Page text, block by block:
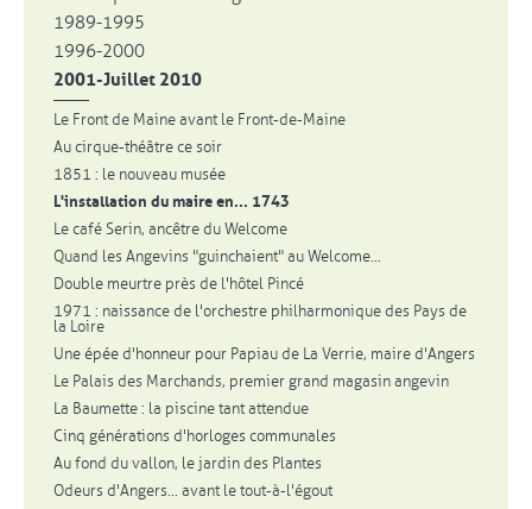
1989-1995
1996-2000
2001-Juillet 2010
Le Front de Maine avant le Front-de-Maine
Au cirque-théâtre ce soir
1851 : le nouveau musée
L'installation du maire en... 1743
Le café Serin, ancêtre du Welcome
Quand les Angevins "guinchaient" au Welcome...
Double meurtre près de l'hôtel Pincé
1971 : naissance de l'orchestre philharmonique des Pays de
la Loire
Une épée d'honneur pour Papiau de La Verrie, maire d'Angers
Le Palais des Marchands, premier grand magasin angevin
La Baumette : la piscine tant attendue
Cinq générations d'horloges communales
Au fond du vallon, le jardin des Plantes
Odeurs d'Angers... avant le tout-à-l'égout